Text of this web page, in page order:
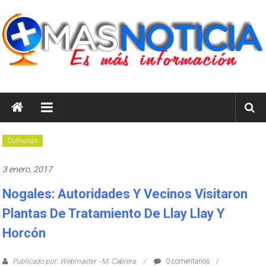
contenido
Es
Información
Comunas
3 enero, 2017
Nogales: Autoridades Y Vecinos Visitaron
Plantas De Tratamiento De Llay Llay Y
Horcón
Publicado por: Webmaster - M. Cabrera
0 comentarios